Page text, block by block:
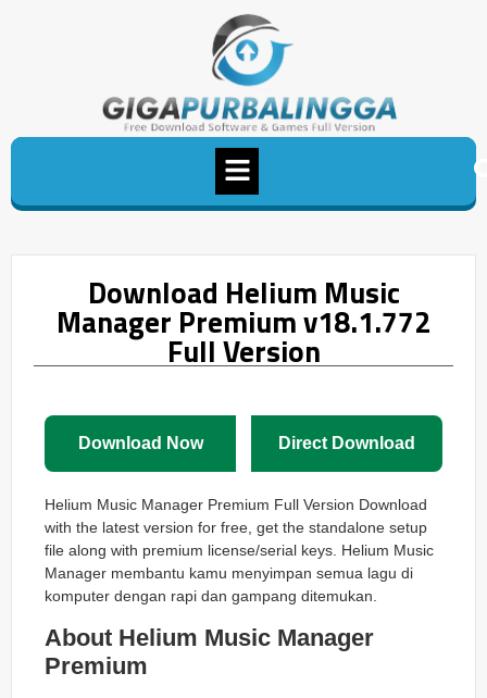
Download Helium Music
Manager Premium v18.1.772
Full Version
Download Now Direct Download
Helium Music Manager Premium Full Version Download
with the latest version for free, get the standalone setup
file along with premium license/serial keys. Helium Music
Manager membantu kamu menyimpan semua lagu di
komputer dengan rapi dan gampang ditemukan.
About Helium Music Manager
Premium